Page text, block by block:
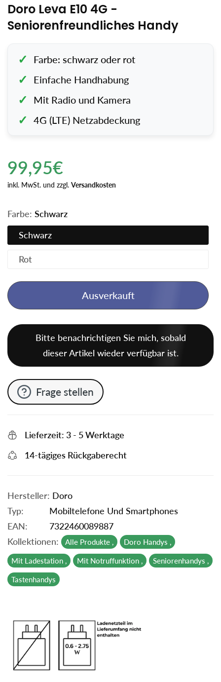
Doro Leva E10 4G -
Seniorenfreundliches Handy
Farbe: schwarz oder rot
Einfache Handhabung
Mit Radio und Kamera
4G (LTE) Netzabdeckung
Regulärer
Preis
99,95€
inkl. MwSt. und zzgl. Versandkosten
Farbe: Schwarz
Schwarz
Rot
Ausverkauft
Bitte benachrichtigen Sie mich, sobald
dieser Artikel wieder verfügbar ist.
Frage stellen
Lieferzeit: 3 - 5 Werktage
14-tägiges Rückgaberecht
Hersteller: Doro
Typ:
Mobiltelefone Und Smartphones
EAN:
7322460089887
Kollektionen:
Alle Produkte , Doro Handys ,
Mit Ladestation , Mit Notruffunktion , Seniorenhandys ,
Tastenhandys